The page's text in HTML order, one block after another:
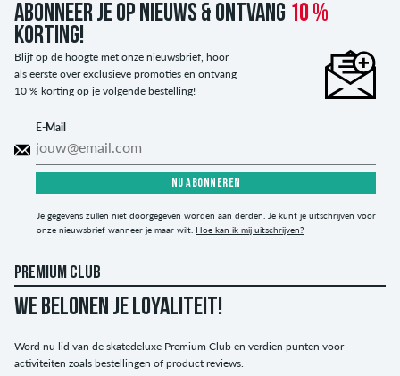
Abonneer je op nieuws & ontvang 10 %
korting!
Blijf op de hoogte met onze nieuwsbrief, hoor
als eerste over exclusieve promoties en ontvang
10 % korting op je volgende bestelling!
E-Mail
NU ABONNEREN
Je gegevens zullen niet doorgegeven worden aan derden. Je kunt je uitschrijven voor
onze nieuwsbrief wanneer je maar wilt. Hoe kan ik mij uitschrijven?
PREMIUM CLUB
WE BELONEN JE LOYALITEIT!
Word nu lid van de skatedeluxe Premium Club en verdien punten voor
activiteiten zoals bestellingen of product reviews.